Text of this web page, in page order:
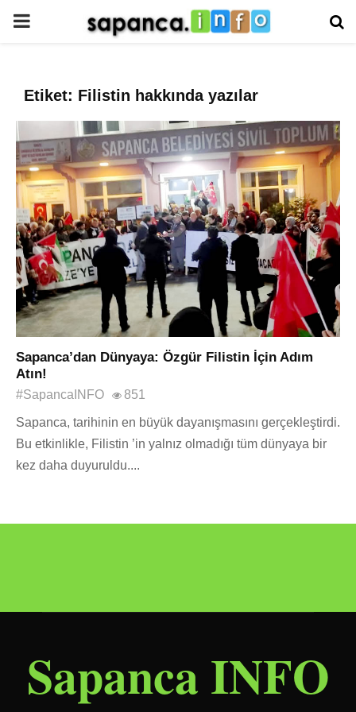
PRIMARY
Etiket: Filistin hakkında yazılar
Sapanca’dan Dünyaya: Özgür Filistin İçin Adım
Atın!
#SapancaINFO 851
Sapanca, tarihinin en büyük dayanışmasını gerçekleştirdi.
Bu etkinlikle, Filistin ’in yalnız olmadığı tüm dünyaya bir
kez daha duyuruldu....
Sapanca INFO